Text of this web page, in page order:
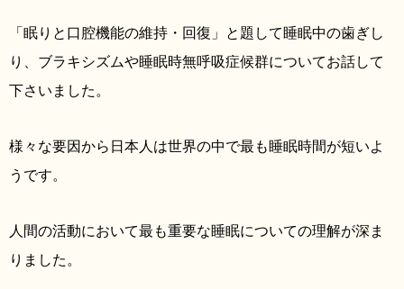
「眠りと口腔機能の維持・回復」と題して睡眠中の歯ぎし
り、ブラキシズムや睡眠時無呼吸症候群についてお話して
下さいました。
様々な要因から日本人は世界の中で最も睡眠時間が短いよ
うです。
人間の活動において最も重要な睡眠についての理解が深ま
りました。